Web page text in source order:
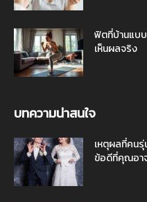
ฟิตที่บ้านแบ
เห็นผลจริง
บทความน่าสนใจ
เหตุผลที่คนรุ่
ข้อดีที่คุณอา